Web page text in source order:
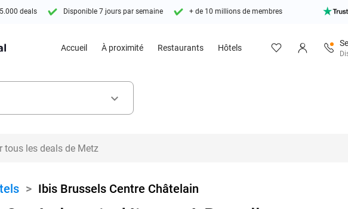
deals Disponible 7 jours par semaine + de 10 millions de membres
Accueil À proximité Restaurants Hôtels
keyboard_arrow_down
> Ibis Brussels Centre Châtelain